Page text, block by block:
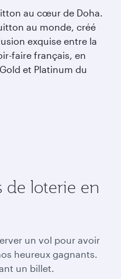
au cœur de Doha.
au monde, créé
exquise entre la
faire français, en
et Platinum du
de loterie en
un vol pour avoir
heureux gagnants.
un billet.